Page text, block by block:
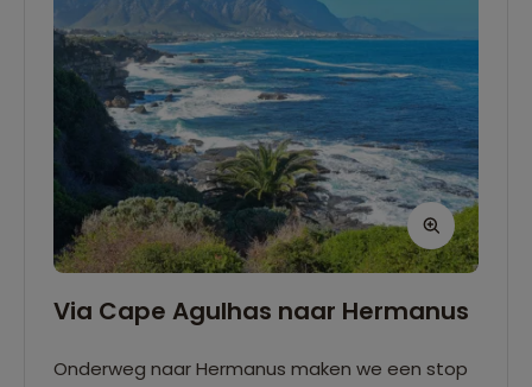
Via Cape Agulhas naar Hermanus
Onderweg naar Hermanus maken we een stop